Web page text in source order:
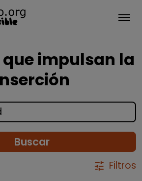
que impulsan la
Buscar
tune Filtros